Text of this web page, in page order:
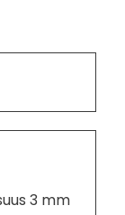
3 mm